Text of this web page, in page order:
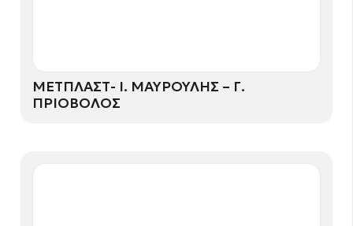
ΜΕΤΠΛΑΣΤ- Ι. ΜΑΥΡΟΥΛΗΣ – Γ.
ΠΡΙΟΒΟΛΟΣ